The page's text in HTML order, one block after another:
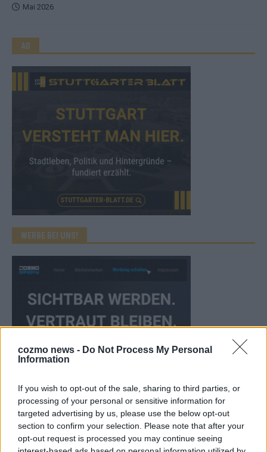
cozmo news - Do Not Process My Personal
Information
If you wish to opt-out of the sale, sharing to third parties, or
processing of your personal or sensitive information for
targeted advertising by us, please use the below opt-out
section to confirm your selection. Please note that after your
opt-out request is processed you may continue seeing
Mai 2026
AD
WERBE BEI UNS!
CHECK UNS AUF FACEBOOK